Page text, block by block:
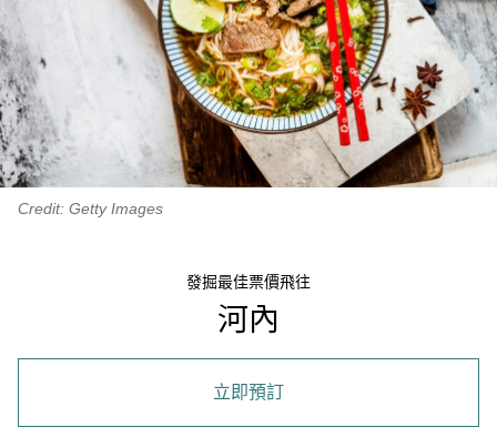
Credit: Getty Images
發掘最佳票價飛往
河內
立即預訂